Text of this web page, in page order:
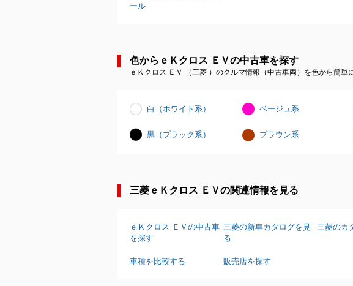
ール
色からｅＫクロス ＥＶの中古車を探す
ｅＫクロス ＥＶ （三菱 ）のクルマ情報（中古車両）を色から簡単
白（ホワイト系） ベージュ系
黒（ブラック系） ブラウン系
三菱ｅＫクロス ＥＶの関連情報を見る
ｅＫクロス ＥＶの中古車
を探す
三菱の新車カタログを見
る
三菱のカ
車種を比較する 販売店を探す